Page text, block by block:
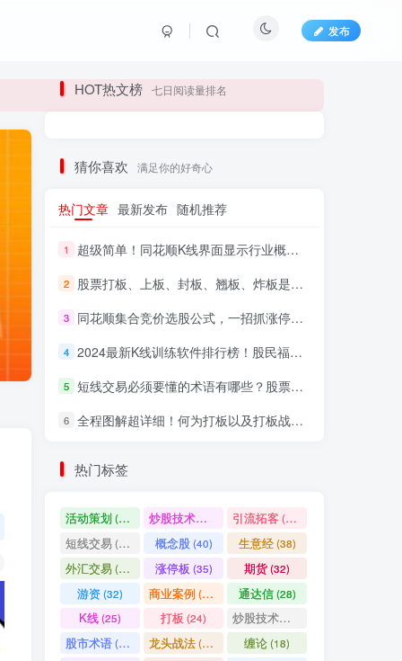
发布
新各大精品创业项目！
HOT热文榜 七日阅读量排名
猜你喜欢 满足你的好奇心
热门文章 最新发布 随机推荐
1 超级简单！同花顺K线界面显示行业概念指标代码图解
2 股票打板、上板、封板、翘板、炸板是什么意思？炒股你必须懂的暗语！
3 同花顺集合竞价选股公式，一招抓涨停让你秒变打板高手！
4 2024最新K线训练软件排行榜！股民福利，十款专业分析工具全揭秘！
5 短线交易必须要懂的术语有哪些？股票分时水上、水下是什么意思？
6 全程图解超详细！何为打板以及打板战法的精髓
热门标签
活动策划(49) 炒股技术指标 (48)引流拓客(46)
短线交易 (40) 概念股(40) 生意经(38)
外汇交易(37) 涨停板 (35) 期货(32)
游资 (32) 商业案例 (30) 通达信(28)
K线(25) 打板 (24) 炒股技术形态
股市术语(21) 龙头战法(20) 缠论(18)
登录 注册
七日阅读量排名
满足你的好奇心